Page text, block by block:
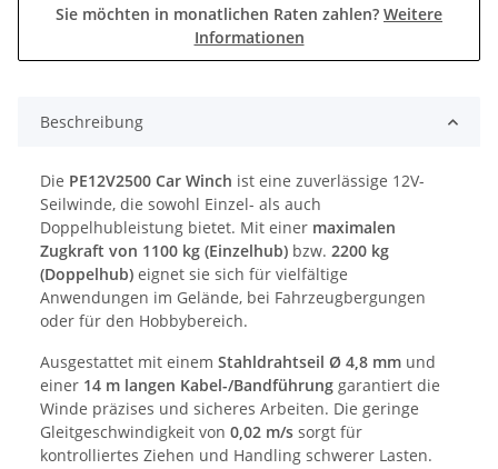
Sie möchten in monatlichen Raten zahlen? Weitere
Informationen
Beschreibung
Die PE12V2500 Car Winch ist eine zuverlässige 12V-
Seilwinde, die sowohl Einzel- als auch
Doppelhubleistung bietet. Mit einer maximalen
Zugkraft von 1100 kg (Einzelhub) bzw. 2200 kg
(Doppelhub) eignet sie sich für vielfältige
Anwendungen im Gelände, bei Fahrzeugbergungen
oder für den Hobbybereich.
Ausgestattet mit einem Stahldrahtseil Ø 4,8 mm und
einer 14 m langen Kabel-/Bandführung garantiert die
Winde präzises und sicheres Arbeiten. Die geringe
Gleitgeschwindigkeit von 0,02 m/s sorgt für
kontrolliertes Ziehen und Handling schwerer Lasten.